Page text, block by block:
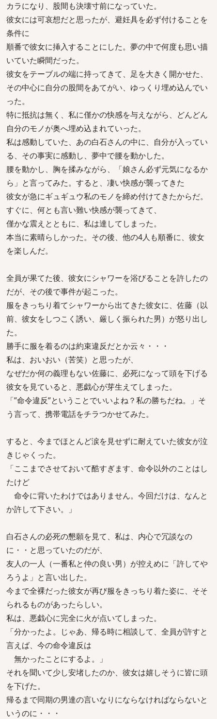
カラになり、股間も決壊寸前になっていた。
彼女には可哀想だと思ったが、避妊具を必ず付けることを
条件に
順番で彼女に挿入することにした。夢の中で何度も思い描
いていた瞬間だった。
彼女をテーブルの端に持ってきて、足を大きく開かせた、
その中心に自分の股間をあてがい、ゆっくり埋め込んでい
った。
特に抵抗は無く、私に僅かの快感を与えながら、どんどん
自分のモノが奥へ埋め込まれていった。
私は感動していた、あの白石さんの中に、自分が入ってい
る、その事実に感動し、夢中で腰を動かした。
腰を動かし、胸を揉みながら、「娘さん必ず元気になるか
ら」と言ってみた。すると、凄い快感が襲ってきた
彼女が急にギュギュウ私のモノを締め付けてきたからだ。
すぐに、何とも言い難い快感が襲ってきて、
僅かな震えとともに、私は達してしまった。
本当に素晴らしかった。その後、他の4人も順番に、彼女
を楽しんだ。
全員が果てた後、彼女にシャワーを浴びることを許したの
だが、その後で事件が起こった。
服をきっちり着てシャワーから出てきた彼女に、佐藤（以
前、彼女をしつこく誘い、厳しく振られた男）が怒り出し
た。
勝手に服を着るのは約束違反だとか云々・・・
私は、おいおい（苦笑）と思ったが、
なぜだか何の義理もない佐藤に、必死になって頭を下げる
彼女を見ていると、悪戯心が芽生えてしまった。
「”命令違反”ということでいいよね？私の勝ちだね。」そ
う言って、携帯電話をチラつかせてみた。
すると、今までほとんど涙を見せずに耐えていた彼女が泣
きじゃくった。
「ここまでさせておいて酷すぎます、命令以外のことはし
たけど
命令に背いたわけではありません。今回だけは、なんと
か許して下さい。」
白石さんの必死の懇願を見て、私は、内心で冗談なの
に・・と思っていたのだが、
友人の一人（一番私と仲の良い男）が控えめに「許してや
ろうよ」と言い出した。
今まで全裸だった彼女が再び服をきっちり着た姿に、そそ
られるものがあったらしい。
私は、悪戯心に完全に火が点いてしまった。
「分かったよ。じゃあ、帰る時に相談して、全員が許すと
言えば、今の命令違反は
無かったことにするよ。」
それを聞いて少し安堵したのか、彼女は嬉しそうに皆に頭
を下げた。
帰るまで同期の男達の言いなりにならなければならないと
いうのに・・・